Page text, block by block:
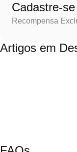
Cadastre-
Recompensa
Artigos em